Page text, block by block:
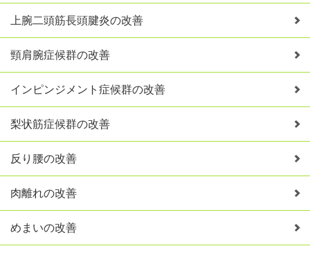
上腕二頭筋長頭腱炎の改善
頸肩腕症候群の改善
インピンジメント症候群の改善
梨状筋症候群の改善
反り腰の改善
肉離れの改善
めまいの改善